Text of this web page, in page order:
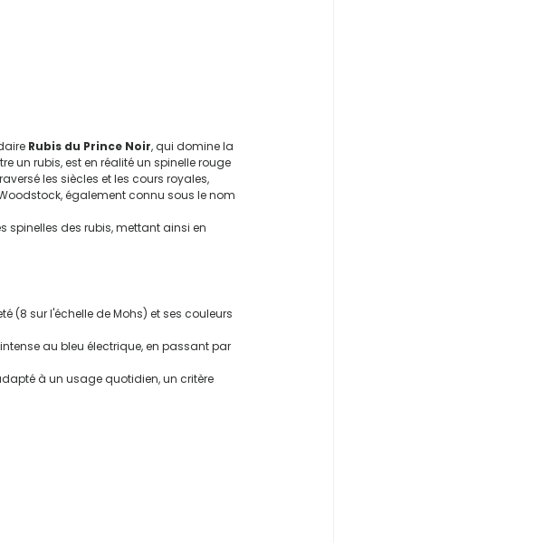
Rubis du Prince Noir, qui domine la
un rubis, est en réalité un spinelle rouge
les siècles et les cours royales,
également connu sous le nom
spinelles des rubis, mettant ainsi en
(8 sur l'échelle de Mohs) et ses couleurs
au bleu électrique, en passant par
à un usage quotidien, un critère